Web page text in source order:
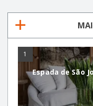
1
Espada de São